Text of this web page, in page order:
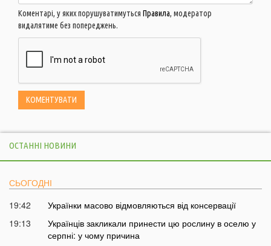
Коментарі, у яких порушуватимуться Правила, модератор
видалятиме без попереджень.
ОСТАННІ НОВИНИ
СЬОГОДНІ
19:42
Українки масово відмовляються від консервації
19:13
Українців закликали принести цю рослину в оселю у
серпні: у чому причина